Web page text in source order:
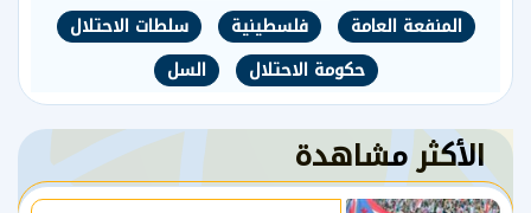
المنفعة العامة
فلسطينية
سلطات الاحتلال
حكومة الاحتلال
السل
الأكثر مشاهدة